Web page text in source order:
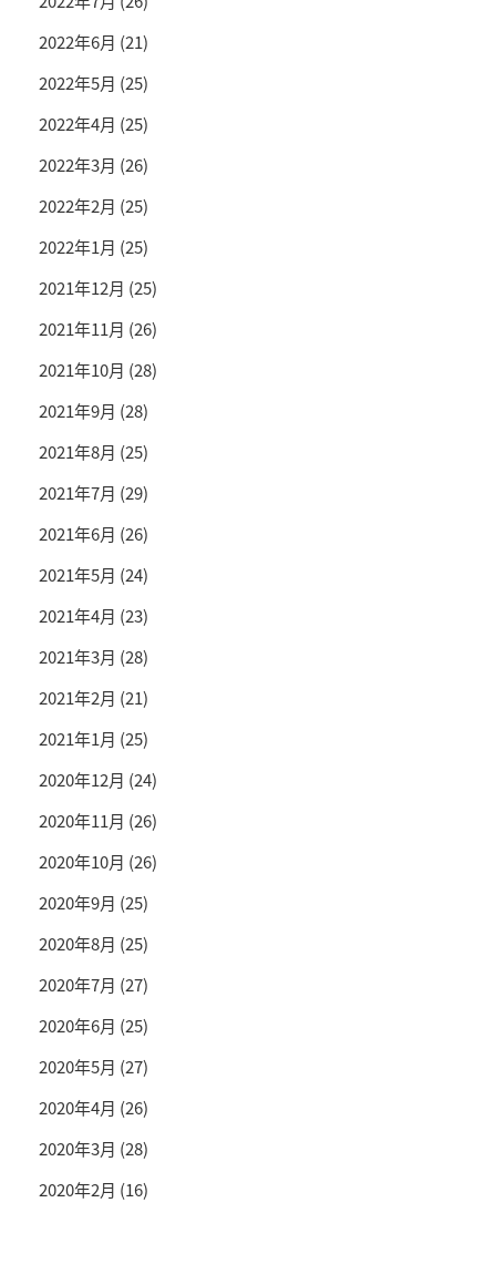
2022年6月 (21)
2022年5月 (25)
2022年4月 (25)
2022年3月 (26)
2022年2月 (25)
2022年1月 (25)
2021年12月 (25)
2021年11月 (26)
2021年10月 (28)
2021年9月 (28)
2021年8月 (25)
2021年7月 (29)
2021年6月 (26)
2021年5月 (24)
2021年4月 (23)
2021年3月 (28)
2021年2月 (21)
2021年1月 (25)
2020年12月 (24)
2020年11月 (26)
2020年10月 (26)
2020年9月 (25)
2020年8月 (25)
2020年7月 (27)
2020年6月 (25)
2020年5月 (27)
2020年4月 (26)
2020年3月 (28)
2020年2月 (16)